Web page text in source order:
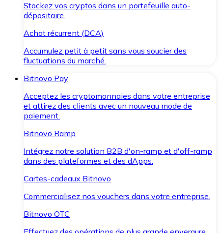
Stockez vos cryptos dans un portefeuille auto-
dépositaire.
Achat récurrent (DCA)
Accumulez petit à petit sans vous soucier des
fluctuations du marché.
Bitnovo Pay
Acceptez les cryptomonnaies dans votre entreprise
et attirez des clients avec un nouveau mode de
paiement.
Bitnovo Ramp
Intégrez notre solution B2B d'on-ramp et d'off-ramp
dans des plateformes et des dApps.
Cartes-cadeaux Bitnovo
Commercialisez nos vouchers dans votre entreprise.
Bitnovo OTC